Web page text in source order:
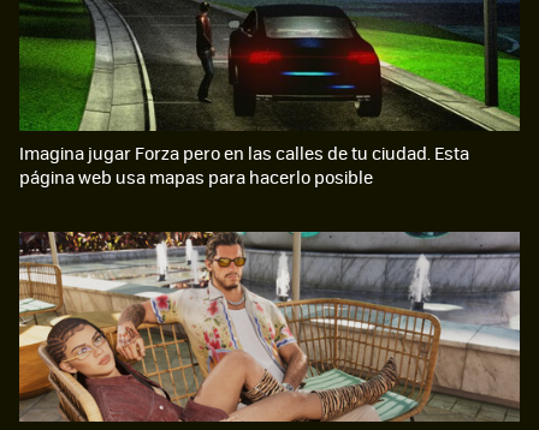
Imagina jugar Forza pero en las calles de tu ciudad. Esta
página web usa mapas para hacerlo posible